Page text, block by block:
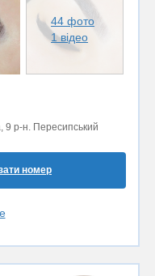
44 фото
1 відео
9 р-н. Пересипський
номер